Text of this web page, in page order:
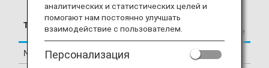
Type Booking Class
Accrual Rate for
Basic Sector Mileage
Normal Fares J
аналитических и статистических целей и
помогают нам постоянно улучшать
взаимодействие с пользователем.
Персонализация